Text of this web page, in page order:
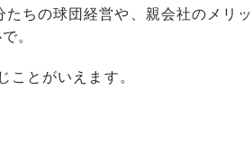
ちの球団経営や、親会社のメリッ
。
とがいえます。